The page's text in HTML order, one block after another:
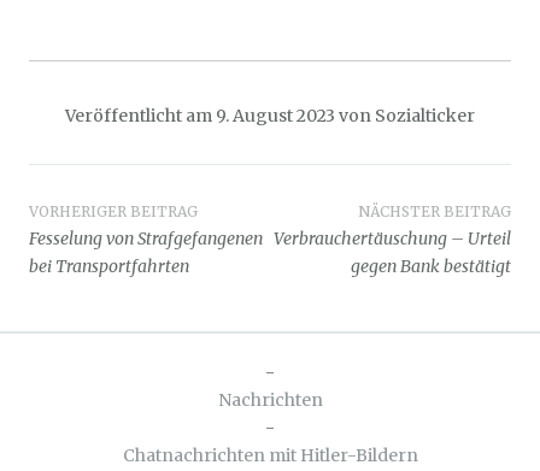
Veröffentlicht am 9. August 2023 von Sozialticker
Beitragsnavigation
VORHERIGER BEITRAG
Fesselung von Strafgefangenen
bei Transportfahrten
NÄCHSTER BEITRAG
Verbrauchertäuschung – Urteil
gegen Bank bestätigt
-
Nachrichten
-
Chatnachrichten mit Hitler-Bildern